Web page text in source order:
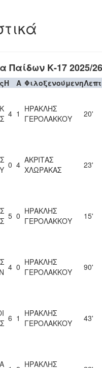
Παίδων Κ-17 2025/26
H A Φιλοξενούμενη
4 1 ΗΡΑΚΛΗΣ
ΓΕΡΟΛΑΚΚΟΥ
20'
0 4 ΑΚΡΙΤΑΣ
ΧΛΩΡΑΚΑΣ
23'
5 0 ΗΡΑΚΛΗΣ
ΓΕΡΟΛΑΚΚΟΥ
15'
4 0 ΗΡΑΚΛΗΣ
ΓΕΡΟΛΑΚΚΟΥ
90'
6 1 ΗΡΑΚΛΗΣ
ΓΕΡΟΛΑΚΚΟΥ
43'
ΗΡΑΚΛΗΣ